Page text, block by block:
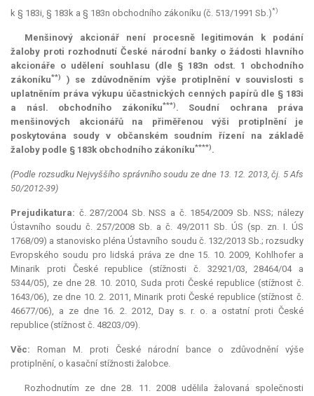
k § 183i, § 183k a § 183n obchodního zákoníku (č. 513/1991 Sb.)*)
Menšinový akcionář není procesně legitimován k podání
žaloby proti rozhodnutí České národní banky o žádosti hlavního
akcionáře o udělení souhlasu (dle § 183n odst. 1 obchodního
zákoníku**)
) se zdůvodněním výše protiplnění v souvislosti s
uplatněním práva výkupu účastnických cenných papírů dle § 183i
a násl. obchodního zákoníku***). Soudní ochrana práva
menšinových akcionářů na přiměřenou výši protiplnění je
poskytována soudy v občanském soudním řízení na základě
žaloby podle § 183k obchodního zákoníku****).
(Podle rozsudku Nejvyššího správního soudu ze dne 13. 12. 2013, čj. 5 Afs
50/2012-39)
Prejudikatura: č. 287/2004 Sb. NSS a č. 1854/2009 Sb. NSS; nálezy
Ústavního soudu č. 257/2008 Sb. a č. 49/2011 Sb. ÚS (sp. zn. I. ÚS
1768/09) a stanovisko pléna Ústavního soudu č. 132/2013 Sb.; rozsudky
Evropského soudu pro lidská práva ze dne 15. 10. 2009, Kohlhofer a
Minarik proti České republice (stížnosti č. 32921/03, 28464/04 a
5344/05), ze dne 28. 10. 2010, Suda proti České republice (stížnost č.
1643/06), ze dne 10. 2. 2011, Minarik proti České republice (stížnost č.
46677/06), a ze dne 16. 2. 2012, Day s. r. o. a ostatní proti České
republice (stížnost č. 48203/09).
Věc: Roman M. proti České národní bance o zdůvodnění výše
protiplnění, o kasační stížnosti žalobce.
Rozhodnutím ze dne 28. 11. 2008 udělila žalovaná společnosti